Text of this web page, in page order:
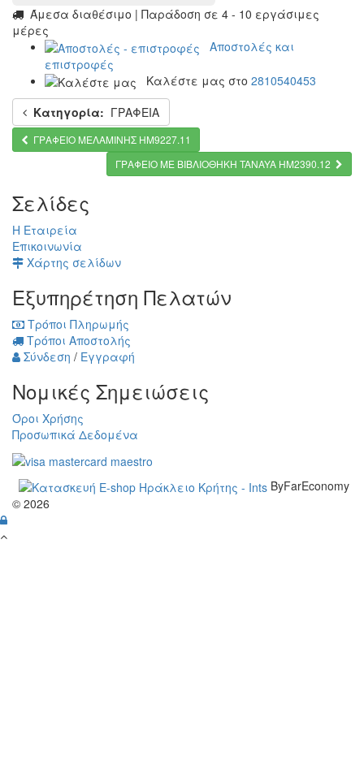
Άμεσα διαθέσιμο | Παράδοση σε 4 - 10 εργάσιμες
μέρες
Αποστολές και
επιστροφές
Καλέστε μας στο 2810540453
Κατηγορία: ΓΡΑΦΕΙΑ
ΓΡΑΦΕΙΟ ΜΕΛΑΜΙΝΗΣ HM9227.11
ΓΡΑΦΕΙΟ ΜΕ ΒΙΒΛΙΟΘΗΚΗ TANAYA HM2390.12
Σελίδες
Η Εταιρεία
Επικοινωνία
Χάρτης σελίδων
Εξυπηρέτηση Πελατών
Τρόποι Πληρωμής
Τρόποι Αποστολής
Σύνδεση / Εγγραφή
Νομικές Σημειώσεις
Όροι Χρήσης
Προσωπικά Δεδομένα
ByFarEconomy
© 2026